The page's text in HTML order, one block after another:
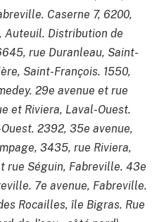
Caserne 7, 6200,
Auteuil. Distribution de
rue Duranleau, Saint-
Saint-François. 1550,
29e avenue et rue
et Riviera, Laval-Ouest.
2392, 35e avenue,
3435, rue Riviera,
rue Séguin, Fabreville. 43e
7e avenue, Fabreville.
Rocailles, île Bigras. Rue